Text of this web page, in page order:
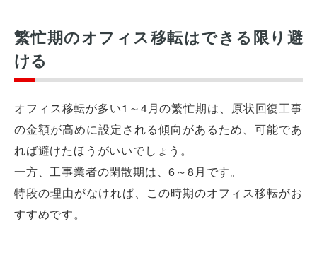
繁忙期のオフィス移転はできる限り避
ける
オフィス移転が多い1～4月の繁忙期は、原状回復工事
の金額が高めに設定される傾向があるため、可能であ
れば避けたほうがいいでしょう。
一方、工事業者の閑散期は、6～8月です。
特段の理由がなければ、この時期のオフィス移転がお
すすめです。